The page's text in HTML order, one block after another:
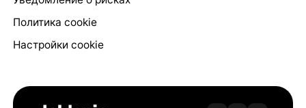
Политика cookie
Настройки cookie